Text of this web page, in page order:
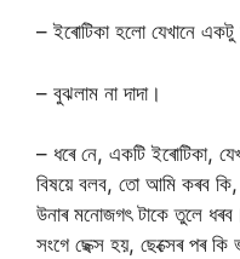
– ইৰোটিকা হলো যেখানে একটু
– বুঝলাম না দাদা।
– ধৰে নে, একটি ইৰোটিকা,
বিষয়ে বলব, তো আমি কৰব
উনাৰ মনোজগৎ টাকে তুলে
সংগে ছেক্স হয়, ছেক্সেৰ পৰ কি